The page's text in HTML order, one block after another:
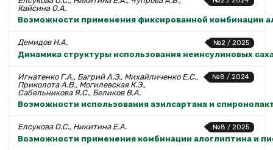
Кайсина О.А.
Возможности применения фиксированной комбинации
№2 / 2025
Демидов Н.А.
Динамика структуры использования неинсулиновых
№8 / 2024
Игнатенко Г.А., Багрий А.Э., Михайличенко Е.С.,
Приколота А.В., Могилевская К.Э.,
Сабельникова Я.С., Беликов В.А.
Возможности использования азилсартана и
№8 / 2025
Елсукова О.С., Никитина Е.А.
Возможности применения комбинации алоглиптина и